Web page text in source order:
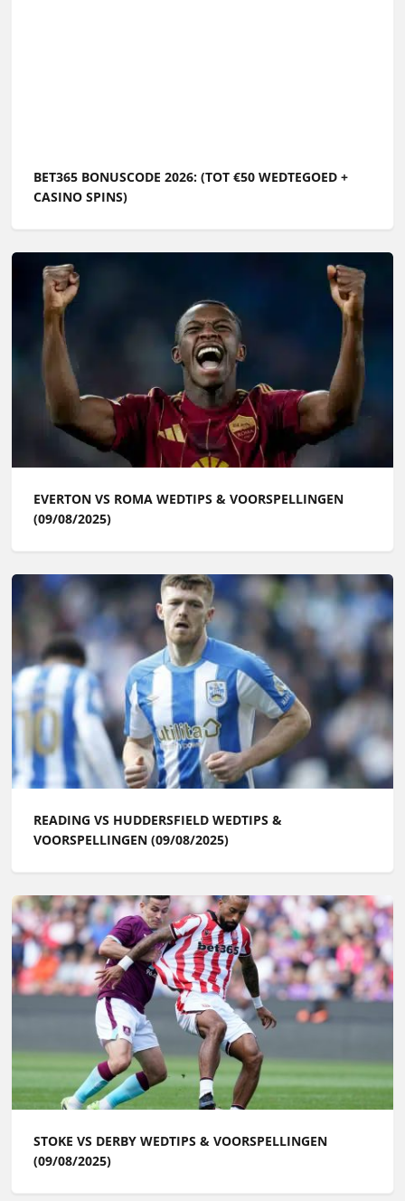
BET365 BONUSCODE 2026: (TOT €50 WEDTEGOED +
CASINO SPINS)
EVERTON VS ROMA WEDTIPS & VOORSPELLINGEN
(09/08/2025)
READING VS HUDDERSFIELD WEDTIPS &
VOORSPELLINGEN (09/08/2025)
STOKE VS DERBY WEDTIPS & VOORSPELLINGEN
(09/08/2025)